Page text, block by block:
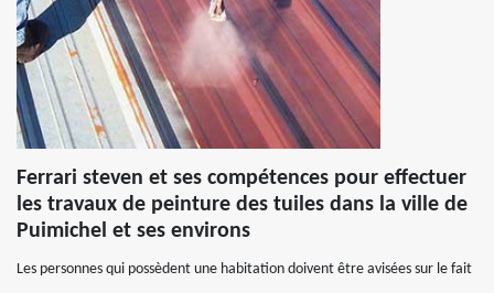
Ferrari steven et ses compétences pour effectuer
les travaux de peinture des tuiles dans la ville de
Puimichel et ses environs
Les personnes qui possèdent une habitation doivent être avisées sur le fait